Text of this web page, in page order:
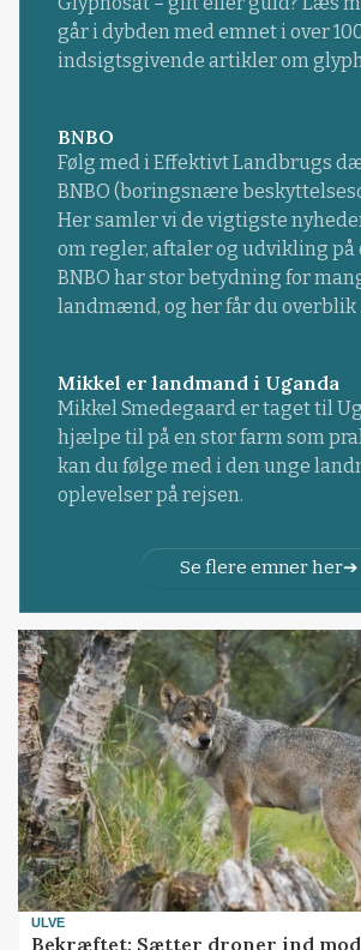
går i dybden med emnet i over
indsigtsgivende artikler om
BNBO
Følg med i Effektivt Landbrugs
BNBO (boringsnære
Her samler vi de vigtigste
om regler, aftaler og udvikling på
BNBO har stor betydning for
landmænd, og her får du overblik
Mikkel er landmand i Uganda
Mikkel Smedegaard er taget til
hjælpe til på en stor farm som
kan du følge med i den unge
oplevelser på rejsen.
Se flere emner her
ULVE
Bekræftet: Sætter droner ind